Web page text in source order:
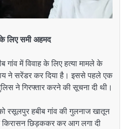
लिए समी अहमद
गांव में विवाह के लिए हत्या मामले के
ने सरेंडर कर दिया है। इससे पहले एक
ने गिरफ्तार करने की सूचना दी थी।
रसूलपुर हबीब गांव की गुलनाज खातून
किरासन छिड़ककर कर आग लगा दी